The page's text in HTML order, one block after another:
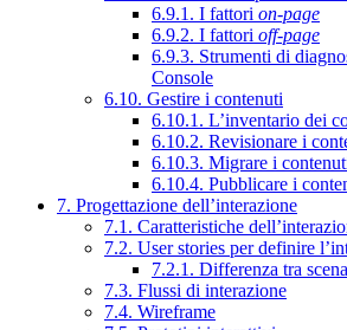
6.9.1. I fattori on-page
6.9.2. I fattori off-page
6.9.3. Strumenti di
Console
6.10. Gestire i contenuti
6.10.1. L’inventario dei
6.10.2. Revisionare i
6.10.3. Migrare i
6.10.4. Pubblicare i
7. Progettazione dell’interazione
7.1. Caratteristiche
7.2. User stories per definire
7.2.1. Differenza tra
7.3. Flussi di interazione
7.4. Wireframe